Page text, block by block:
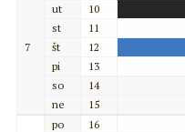
7
ut
10
st
11
št
12
pi
13
so
14
ne
15
po
16